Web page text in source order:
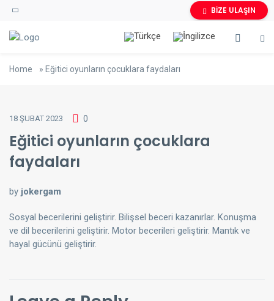
BİZE ULAŞIN
Home » Eğitici oyunların çocuklara faydaları
18 ŞUBAT 2023 0
Eğitici oyunların çocuklara
faydaları
by jokergam
Sosyal becerilerini geliştirir. Bilişsel beceri kazanırlar. Konuşma
ve dil becerilerini geliştirir. Motor becerileri geliştirir. Mantık ve
hayal gücünü geliştirir.